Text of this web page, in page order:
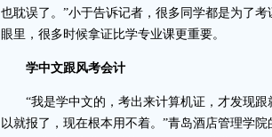
也耽误了。”小于告诉记者，很多同学都是为了
眼里，很多时候拿证比学专业课更重要。
学中文跟风考会计
“我是学中文的，考出来计算机证，才发现跟
以就报了，现在根本用不着。”青岛酒店管理学